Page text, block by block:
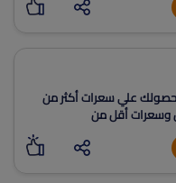
إلى إجراء عمليات جراحية
علي سعرات أكثر من
وسعرات أقل من
تجويع الكاربوهيدرات بدلاً من
نحصل علي مميزات الكيتو